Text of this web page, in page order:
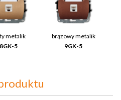
metalik
8GK-5
brązowy metalik
9GK-5